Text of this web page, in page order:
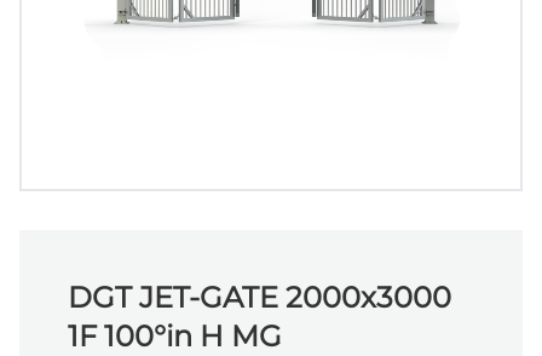
DGT JET-GATE 2000x3000
1F 100°in H MG